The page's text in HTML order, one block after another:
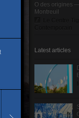
O des origines
Montreuil
Le Centre
Contemporain
Latest articles